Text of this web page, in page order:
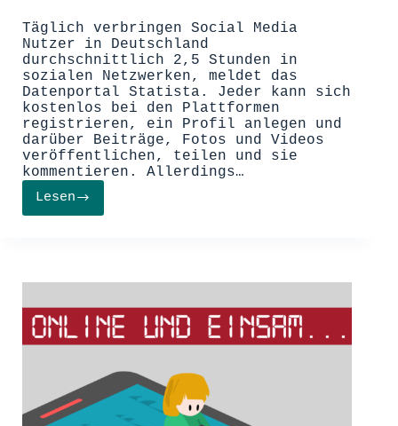
Täglich verbringen Social Media
Nutzer in Deutschland
durchschnittlich 2,5 Stunden in
sozialen Netzwerken, meldet das
Datenportal Statista. Jeder kann sich
kostenlos bei den Plattformen
registrieren, ein Profil anlegen und
darüber Beiträge, Fotos und Videos
veröffentlichen, teilen und sie
kommentieren. Allerdings…
LesenGezielte
Verteilung
Sozialen